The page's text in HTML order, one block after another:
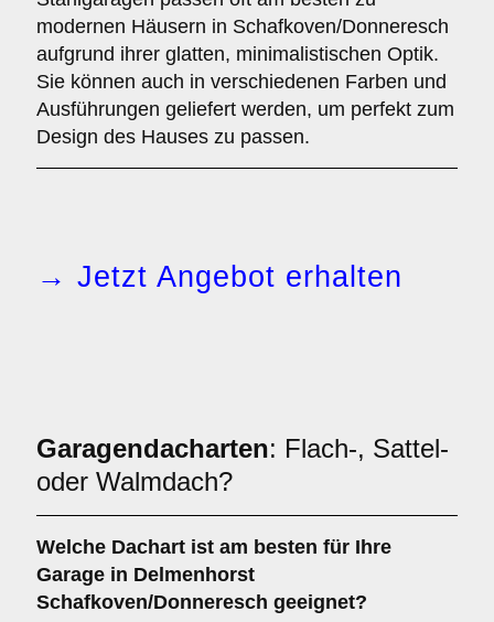
modernen Häusern in Schafkoven/Donneresch
aufgrund ihrer glatten, minimalistischen Optik.
Sie können auch in verschiedenen Farben und
Ausführungen geliefert werden, um perfekt zum
Design des Hauses zu passen.
→ Jetzt Angebot erhalten
Garagendacharten: Flach-, Sattel-
oder Walmdach?
Welche Dachart ist am besten für Ihre
Garage in Delmenhorst
Schafkoven/Donneresch geeignet?